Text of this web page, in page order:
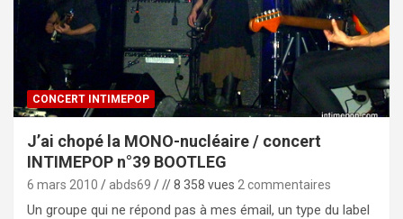
CONCERT INTIMEPOP
J’ai chopé la MONO-nucléaire / concert
INTIMEPOP n°39 BOOTLEG
6 mars 2010 abds69 // 8 358 vues 2 commentaires
Un groupe qui ne répond pas à mes émail, un type du label